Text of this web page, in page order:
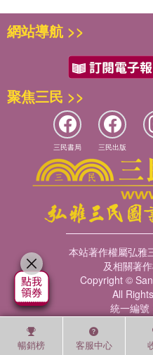
暢銷榜 客服中心
網站導航 >>
聚焦三民 >>
三民書局 三民出版
本站著作權屬弘雅
及相關著
Copyright ©
All
統一編